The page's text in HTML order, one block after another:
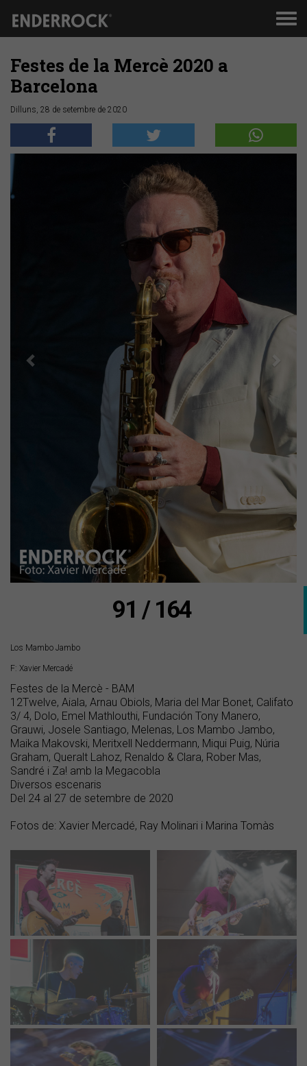
Festes de la Mercè 2020 a
Barcelona
Dilluns, 28 de setembre de 2020
Anterior
91 / 164
Los Mambo Jambo
F: Xavier Mercadé
Festes de la Mercè - BAM
12Twelve, Aiala, Arnau Obiols, Maria del Mar Bonet, Califato
3/ 4, Dolo, Emel Mathlouthi, Fundación Tony Manero,
Grauwi, Josele Santiago, Melenas, Los Mambo Jambo,
Maika Makovski, Meritxell Neddermann, Miqui Puig, Núria
Graham, Queralt Lahoz, Renaldo & Clara, Rober Mas,
Sandré i Za! amb la Megacobla
Diversos escenaris
Del 24 al 27 de setembre de 2020
Fotos de: Xavier Mercadé, Ray Molinari i Marina Tomàs